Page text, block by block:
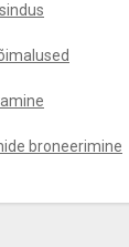
broneerimine